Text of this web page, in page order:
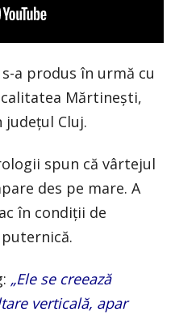
a produs în urmă cu
Mărtinești,
Cluj.
spun că vârtejul
des pe mare. A
în condiţii de
„Ele se creează
verticală, apar